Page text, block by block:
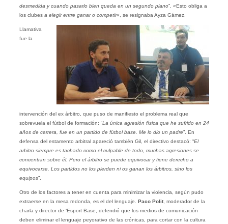
desmedida y cuando pasarlo bien queda en un segundo plano”. «Esto obliga a
los clubesa elegir entre ganar o competir«, se resignaba Ayza Gámez.
Llamativa
fue la
intervención del ex árbitro, que puso de manifiesto el problema real que
sobrevuela el fútbol de formación: “La única agresión física que he sufrido en 24
años de carrera, fue en un partido de fútbol base. Me lo dio un padre”. En
defensa del estamento arbitral apareció también Gil, el directivo destacó: “El
arbitro siempre es tachado como el culpable de todo, muchas agresiones se
concentran sobre él. Pero el árbitro se puede equivocar y tiene derecho a
equivocarse. Los partidos no los pierden ni os ganan los árbitros, sino los
equipos”.
Otro de los factores a tener en cuenta para minimizar la violencia, según pudo
extraerse en la mesa redonda, es el del lenguaje. Paco Polit, moderador de la
charla y director de ‘Esport Base, defendió que los medios de comunicación
deben eliminar el lenguaje peyorativo de las crónicas, para cortar con la cultura